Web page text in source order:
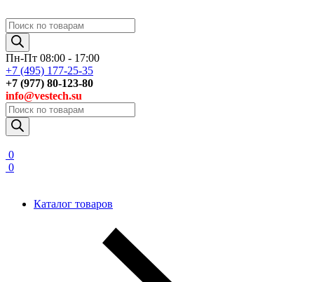
Поиск
товаров
Пн-Пт 08:00 - 17:00
+7 (495) 177-25-35
+7 (977) 80-123-80
info@vestech.su
Поиск
товаров
0
0
Каталог товаров